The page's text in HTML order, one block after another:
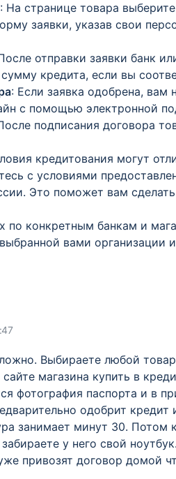
: На странице товара
заявки, указав свои
отправки заявки банк
кредита, если вы
: Если заявка одобрена, вам
с помощью электронной
подписания договора
кредитования могут
с условиями
Это поможет вам
по конкретным банкам и
вами организации
Выбираете любой
магазина купить в
фотография паспорта и в
одобрит
занимает минут 30. Потом
у него свой
привозят договор домой